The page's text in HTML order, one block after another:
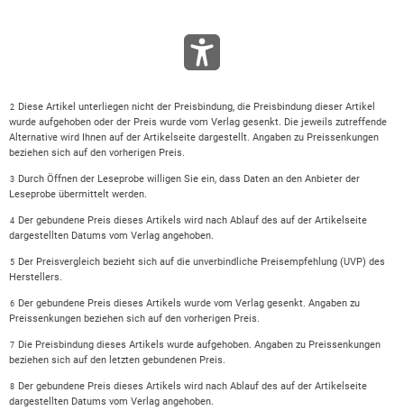
2
Diese Artikel unterliegen nicht der Preisbindung, die Preisbindung dieser Artikel
wurde aufgehoben oder der Preis wurde vom Verlag gesenkt. Die jeweils zutreffende
Alternative wird Ihnen auf der Artikelseite dargestellt. Angaben zu Preissenkungen
beziehen sich auf den vorherigen Preis.
3
Durch Öffnen der Leseprobe willigen Sie ein, dass Daten an den Anbieter der
Leseprobe übermittelt werden.
4
Der gebundene Preis dieses Artikels wird nach Ablauf des auf der Artikelseite
dargestellten Datums vom Verlag angehoben.
5
Der Preisvergleich bezieht sich auf die unverbindliche Preisempfehlung (UVP) des
Herstellers.
6
Der gebundene Preis dieses Artikels wurde vom Verlag gesenkt. Angaben zu
Preissenkungen beziehen sich auf den vorherigen Preis.
7
Die Preisbindung dieses Artikels wurde aufgehoben. Angaben zu Preissenkungen
beziehen sich auf den letzten gebundenen Preis.
8
Der gebundene Preis dieses Artikels wird nach Ablauf des auf der Artikelseite
dargestellten Datums vom Verlag angehoben.